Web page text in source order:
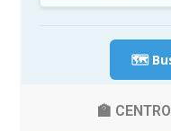
🗺️
🏫